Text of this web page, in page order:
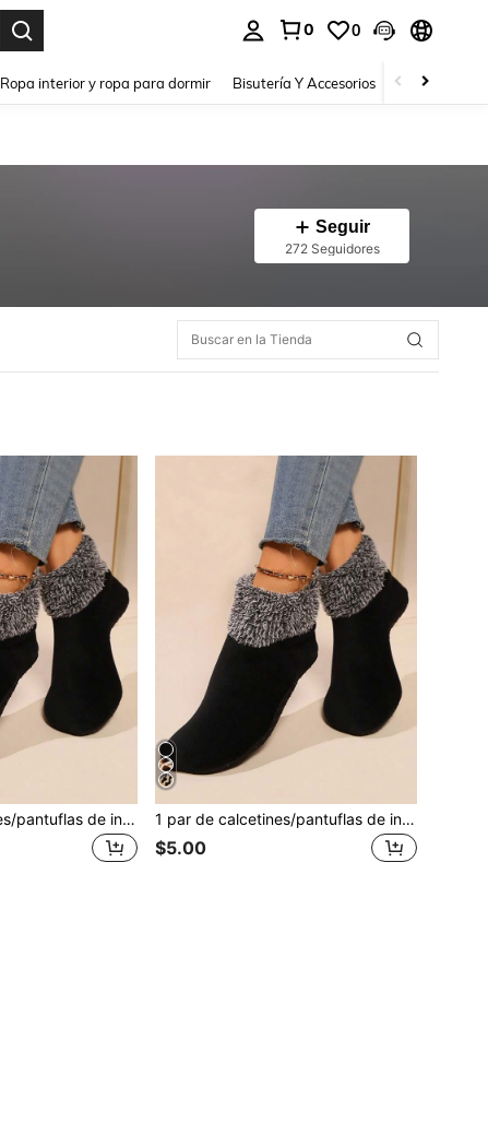
0 0
Ropa interior y ropa para dormir Bisutería Y Accesorios Zapatos
Seguir
272 Seguidores
1 par de calcetines/pantuflas de invierno gruesos, cálidos, antideslizantes e impermeables para mujer para otoño/invierno 1 par de calcetines/pantuflas de interior gruesos y cálidos de felpa con antideslizante y resistentes al agua para mujeres en otoño e invierno
$5.00